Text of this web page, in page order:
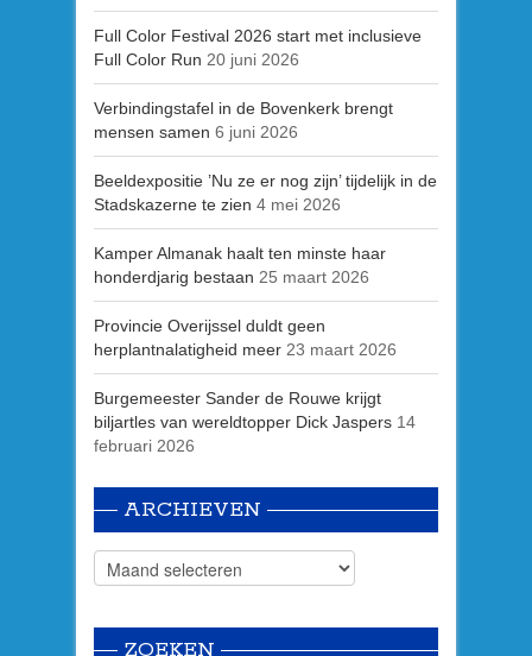
Full Color Festival 2026 start met inclusieve
Full Color Run 20 juni 2026
Verbindingstafel in de Bovenkerk brengt
mensen samen 6 juni 2026
Beeldexpositie ’Nu ze er nog zijn’ tijdelijk in de
Stadskazerne te zien 4 mei 2026
Kamper Almanak haalt ten minste haar
honderdjarig bestaan 25 maart 2026
Provincie Overijssel duldt geen
herplantnalatigheid meer 23 maart 2026
Burgemeester Sander de Rouwe krijgt
biljartles van wereldtopper Dick Jaspers 14
februari 2026
ARCHIEVEN
ZOEKEN